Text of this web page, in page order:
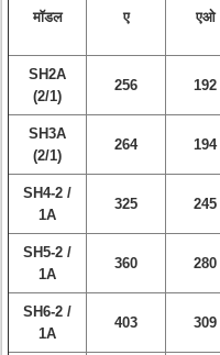
मॉडल ए एओ
SH2A
(2/1)
256 192
SH3A
(2/1)
264 194
SH4-2 /
1A
325 245
SH5-2 /
1A
360 280
SH6-2 /
1A
403 309